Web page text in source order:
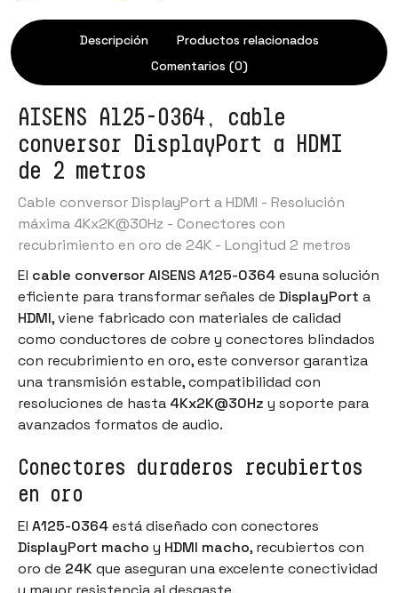
Descripción
Productos relacionados
Comentarios (0)
AISENS A125-0364, cable
conversor DisplayPort a HDMI
de 2 metros
Cable conversor DisplayPort a HDMI - Resolución
máxima 4Kx2K@30Hz - Conectores con
recubrimiento en oro de 24K - Longitud 2 metros
El cable conversor AISENS A125-0364esuna solución
eficiente para transformar señales de DisplayPort a
HDMI, viene fabricado con materiales de calidad
como conductores de cobre y conectores blindados
con recubrimiento en oro, este conversor garantiza
una transmisión estable, compatibilidad con
resoluciones de hasta 4Kx2K@30Hz y soporte para
avanzados formatos de audio.
Conectores duraderos recubiertos
en oro
El A125-0364está diseñado con conectores
DisplayPort macho y HDMI macho, recubiertos con
oro de 24Kque aseguran una excelente conectividad